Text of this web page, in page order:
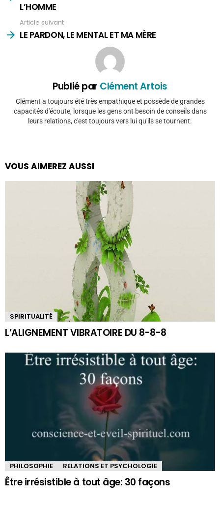
L’HOMME
Article suivant
LE PARDON, LE MENTAL ET MA MÈRE
Publié par Clément Artois
Clément a toujours été très empathique et possède de grandes
capacités d'écoute, lorsque les gens ont besoin de conseils dans
leurs relations, c'est toujours vers lui qu'ils se tournent.
VOUS AIMEREZ AUSSI
SPIRITUALITÉ
L’ALIGNEMENT VIBRATOIRE DU 8-8-8
PHILOSOPHIE RELATIONS ET PSYCHOLOGIE
Être irrésistible à tout âge: 30 façons